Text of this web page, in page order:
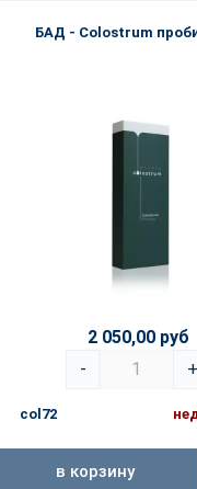
БАД - Colostrum
2 050,00 руб
-
+
col72
в корзину